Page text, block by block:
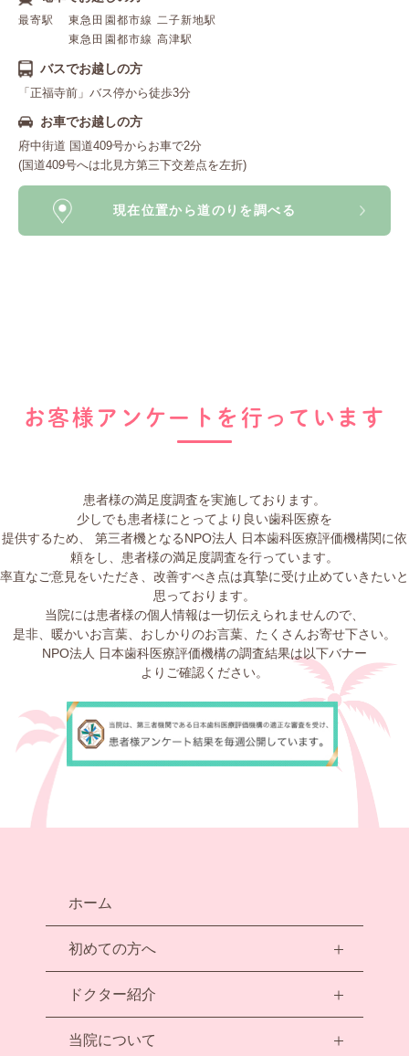
最寄駅
東急田園都市線 二子新地駅
東急田園都市線 高津駅
バスでお越しの方
「正福寺前」バス停から徒歩3分
お車でお越しの方
府中街道 国道409号からお車で2分
(国道409号へは北見方第三下交差点を左折)
現在位置から道のりを調べる
お客様アンケートを行っています
患者様の満足度調査を実施しております。
少しでも患者様にとってより良い⻭科医療を
提供するため、
第三者機となるNPO法人 日本⻭科医療評価機構関に依
頼をし、患者様の満足度調査を行っています。
率直なご意見をいただき、改善すべき点は真摯に受け止めていきたいと
思っております。
当院には患者様の個人情報は一切伝えられませんので、
是非、暖かいお言葉、おしかりのお言葉、たくさんお寄せ下さい。
NPO法人 日本⻭科医療評価機構の調査結果は以下バナー
よりご確認ください。
ホーム
初めての方へ
ドクター紹介
当院について